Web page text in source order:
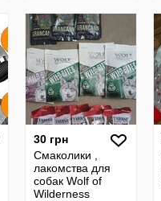
30 грн
Смаколики ,
лакомства для
собак Wolf of
Wilderness